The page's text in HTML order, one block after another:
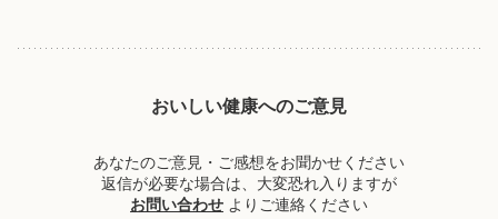
おいしい健康へのご意見
あなたのご意見・ご感想をお聞かせください
返信が必要な場合は、大変恐れ入りますが
お問い合わせ よりご連絡ください